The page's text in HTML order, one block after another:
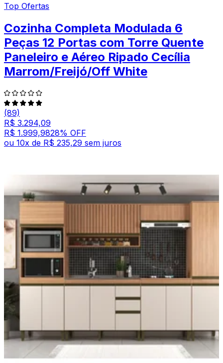
Top Ofertas
Cozinha Completa Modulada 6
Peças 12 Portas com Torre Quente
Paneleiro e Aéreo Ripado Cecília
Marrom/Freijó/Off White
(89)
R$ 3.294,09
R$ 1.999,9828% OFF
ou 10x de R$ 235,29 sem juros